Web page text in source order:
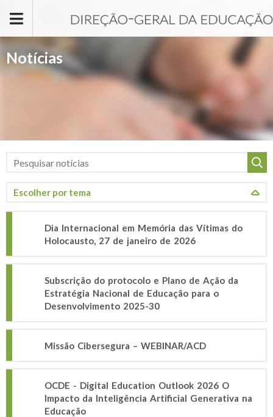
Notícias
Dia Internacional em Memória das Vítimas do
Holocausto, 27 de janeiro de 2026
Subscrição do protocolo e Plano de Ação da
Estratégia Nacional de Educação para o
Desenvolvimento 2025-30
Missão Cibersegura – WEBINAR/ACD
OCDE - Digital Education Outlook 2026 O
Impacto da Inteligência Artificial Generativa na
Educação